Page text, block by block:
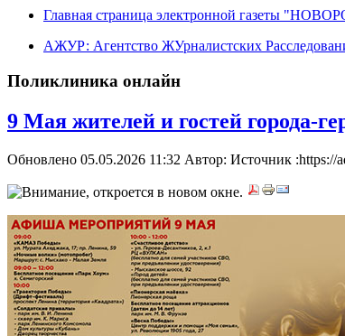
Главная страница электронной газеты
АЖУР: Агентство ЖУрналистских
Поликлиника онлайн
9 Мая жителей и гостей города-
Обновлено 05.05.2026 11:32 Автор: Источник :https://